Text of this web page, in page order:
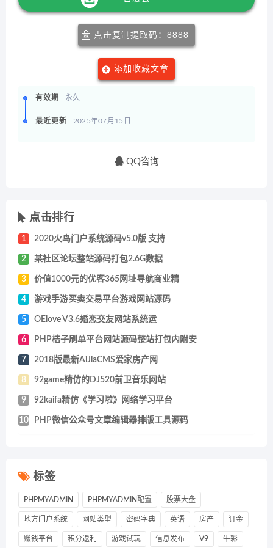
点击复制提取码：8888
添加收藏文章
有效期 永久
最近更新 2025年07月15日
QQ咨询
点击排行
1 2020火鸟门户系统源码v5.0版 支持
2 某社区论坛整站源码打包2.6G数据
3 价值1000元的优客365网址导航商业精
4 游戏手游买卖交易平台游戏网站源码
5 OElove V3.6婚恋交友网站系统运
6 PHP桔子刷单平台网站源码整站打包内附安
7 2018版最新AiJiaCMS爱家房产网
8 92game精仿的DJ520前卫音乐网站
9 92kaifa精仿《学习啦》网络学习平台
10 PHP微信公众号文章编辑器排版工具源码
标签
PHPMYADMIN PHPMYADMIN配置 股票大盘
地方门户系统 网站类型 密码字典 英语 房产 订金
赚钱平台 积分返利 游戏试玩 信息发布 V9 牛彩